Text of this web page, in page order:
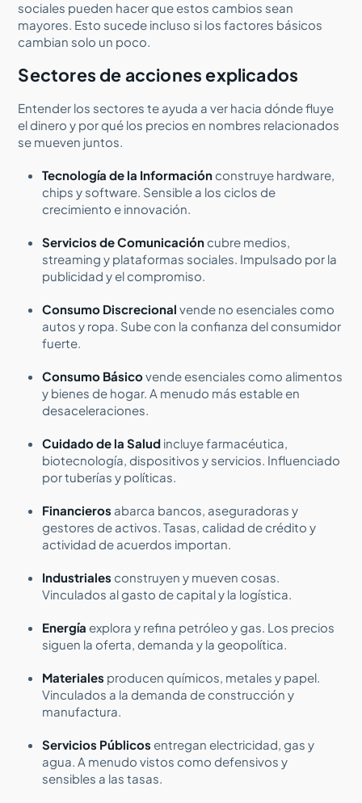
sociales pueden hacer que estos cambios sean
mayores. Esto sucede incluso si los factores básicos
cambian solo un poco.
Sectores de acciones explicados
Entender los sectores te ayuda a ver hacia dónde fluye
el dinero y por qué los precios en nombres relacionados
se mueven juntos.
Tecnología de la Información construye hardware,
chips y software. Sensible a los ciclos de
crecimiento e innovación.
Servicios de Comunicación cubre medios,
streaming y plataformas sociales. Impulsado por la
publicidad y el compromiso.
Consumo Discrecional vende no esenciales como
autos y ropa. Sube con la confianza del consumidor
fuerte.
Consumo Básicovende esenciales como alimentos
y bienes de hogar. A menudo más estable en
desaceleraciones.
Cuidado de la Salud incluye farmacéutica,
biotecnología, dispositivos y servicios. Influenciado
por tuberías y políticas.
Financieros abarca bancos, aseguradoras y
gestores de activos. Tasas, calidad de crédito y
actividad de acuerdos importan.
Industriales construyen y mueven cosas.
Vinculados al gasto de capital y la logística.
Energía explora y refina petróleo y gas. Los precios
siguen la oferta, demanda y la geopolítica.
Materiales producen químicos, metales y papel.
Vinculados a la demanda de construcción y
manufactura.
Servicios Públicos entregan electricidad, gas y
agua. A menudo vistos como defensivos y
sensibles a las tasas.